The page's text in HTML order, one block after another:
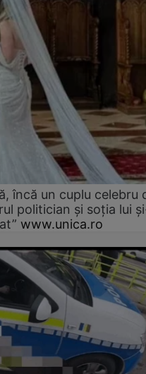
încă un cuplu celebru
politician și soția lui
www.unica.ro